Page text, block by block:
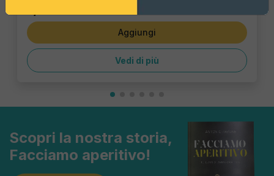
Aggiungi
Vedi di più
Scopri la nostra storia,
Facciamo aperitivo!